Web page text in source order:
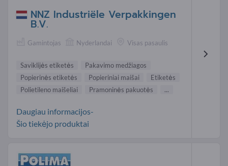
NNZ Industriële Verpakkingen
B.V.
Gamintojas Nyderlandai Visas pasaulis
Saviklijės etiketės
Pakavimo medžiagos
Popierinės etiketės
Popieriniai maišai
Etiketės
Polietileno maišeliai
Pramoninės pakuotės ...
Daugiau informacijos-
Šio tiekėjo produktai